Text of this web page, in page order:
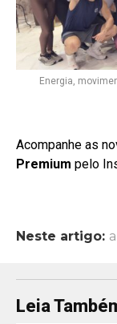
Energia,
Acompanhe as
Premium pelo
Neste artigo:
Leia